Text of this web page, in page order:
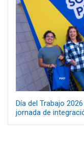
Día del Trabajo
jornada de